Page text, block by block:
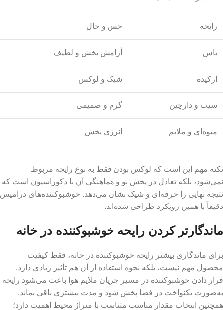
رایحه حس و حال
یاس آرامش بخش و لطیف
ارکیده شیک و لوکس
سیب و دارچین گرم و صمیمی
میوه‌ای و ملایم انرژی بخش
نکته مهم این است که لوکس بودن فقط به نوع رایحه مربوط
نمی‌شود، بلکه تعادل در پخش بو و هماهنگی آن با دکوراسیون است که
نتیجه نهایی را حرفه‌ای و شیک نشان می‌دهد. خوشبوکننده‌های درامیس
دقیقاً با همین رویکرد طراحی شده‌اند.
ماندگارتر کردن رایحه خوشبوکننده در خانه
برای ماندگاری بیشتر رایحه خوشبوکننده در خانه، فقط کیفیت
محصول مهم نیست، بلکه نحوه استفاده از آن هم تأثیر زیادی دارد.
قرار دادن خوشبوکننده در مسیر جریان ملایم هوا باعث می‌شود رایحه
به‌صورت یکنواخت در فضا پخش شود و مدت بیشتری باقی بماند.
همچنین انتخاب مقدار مناسب متناسب با متراژ محیط اهمیت دارد؛